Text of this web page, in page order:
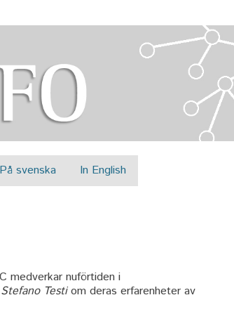
På svenska In English
medverkar nuförtiden i
Stefano Testiom deras erfarenheter av